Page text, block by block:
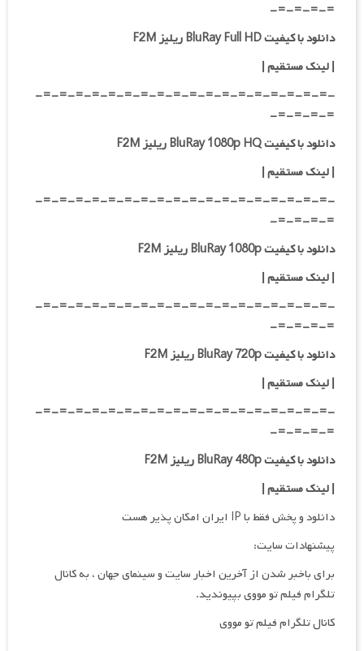
=-=-=-=-
دانلود با کیفیت BluRay Full HD ریلیز F2M
|لینک مستقیم|
-=-=-=-=-=-=-=-=-=-=-=-=-=-=-=-=-=-=-
=-=-=-=-
دانلود با کیفیت BluRay 1080p HQ ریلیز F2M
|لینک مستقیم|
-=-=-=-=-=-=-=-=-=-=-=-=-=-=-=-=-=-=-
=-=-=-=-
دانلود با کیفیت BluRay 1080p ریلیز F2M
|لینک مستقیم|
-=-=-=-=-=-=-=-=-=-=-=-=-=-=-=-=-=-=-
=-=-=-=-
دانلود با کیفیت BluRay 720p ریلیز F2M
| لینک مستقیم|
-=-=-=-=-=-=-=-=-=-=-=-=-=-=-=-=-=-=-
=-=-=-=-
دانلود با کیفیت BluRay 480p ریلیز F2M
| لینک مستقیم|
دانلود و پخش فقط با IP ایران امکان پذیر هست
پیشنهادات سایت:
برای باخبر شدن از آخرین اخبار سایت و سینمای جهان ، به کانال
تلگرام فیلم تو مووی بپیوندید.
کانال تلگرام فیلم تو مووی